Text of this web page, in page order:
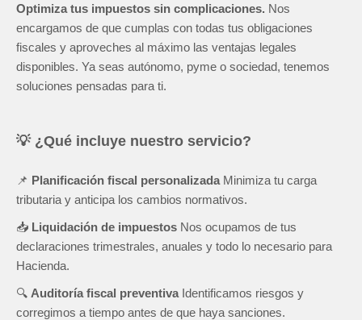
Optimiza tus impuestos sin complicaciones. Nos
encargamos de que cumplas con todas tus obligaciones
fiscales y aproveches al máximo las ventajas legales
disponibles. Ya seas autónomo, pyme o sociedad, tenemos
soluciones pensadas para ti.
💡 ¿Qué incluye nuestro servicio?
📌 Planificación fiscal personalizada Minimiza tu carga
tributaria y anticipa los cambios normativos.
📥 Liquidación de impuestos Nos ocupamos de tus
declaraciones trimestrales, anuales y todo lo necesario para
Hacienda.
🔍 Auditoría fiscal preventiva Identificamos riesgos y
corregimos a tiempo antes de que haya sanciones.